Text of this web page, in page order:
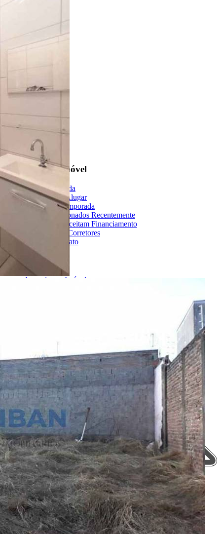
Encontre um Imóvel
Imóveis à Venda
Imóveis para Alugar
Imóveis de Temporada
Imóveis Adicionados Recentemente
Imóveis que Aceitam Financiamento
Imobiliárias e Corretores
Entre em Contato
Sobre o Portal
Anuncie seu Imóvel
Portais Parceiros